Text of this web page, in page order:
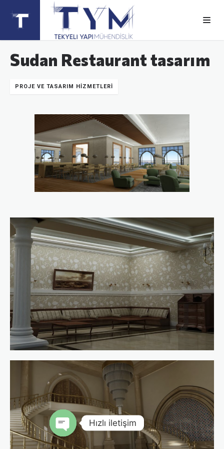
Sudan Restaurant tasarım
PROJE VE TASARIM HIZMETLERI
Hızlı iletişim
Open chaty